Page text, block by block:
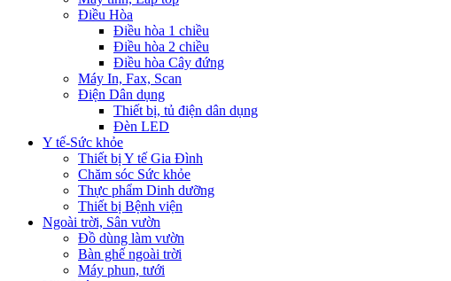
Điều Hòa
Điều hòa 1 chiều
Điều hòa 2 chiều
Điều hòa Cây đứng
Máy In, Fax, Scan
Điện Dân dụng
Thiết bị, tủ điện dân dụng
Đèn LED
Y tế-Sức khỏe
Thiết bị Y tế Gia Đình
Chăm sóc Sức khỏe
Thực phẩm Dinh dưỡng
Thiết bị Bệnh viện
Ngoài trời, Sân vườn
Đồ dùng làm vườn
Bàn ghế ngoài trời
Máy phun, tưới